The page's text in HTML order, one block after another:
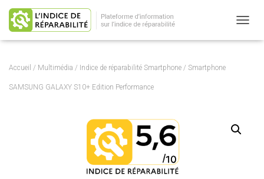
Accueil / Multimédia / Indice de réparabilité Smartphone / Smartphone
SAMSUNG GALAXY S10+ Edition Performance